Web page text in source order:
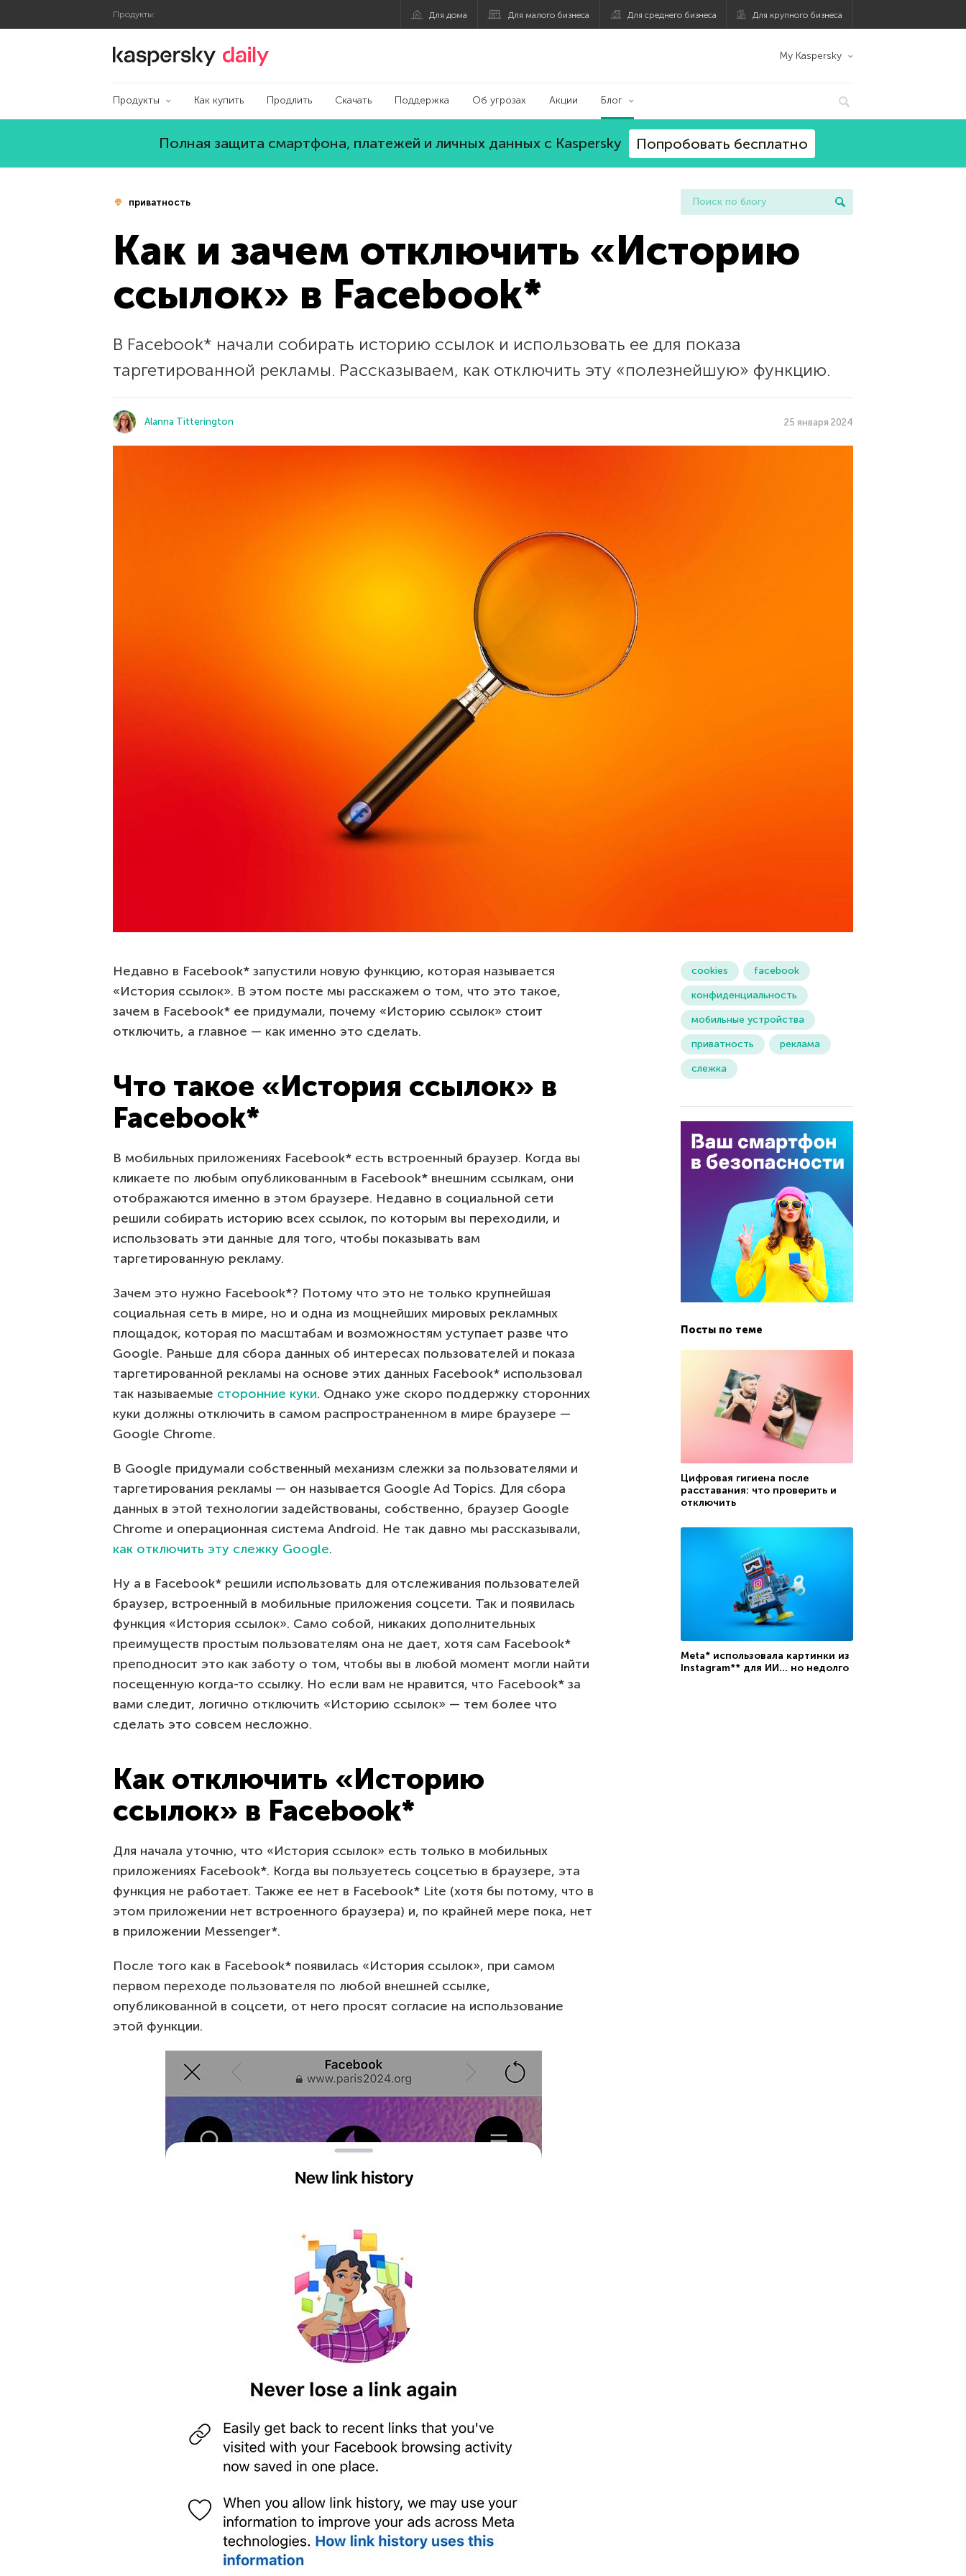
Продукты: Для дома Для малого бизнеса Для среднего бизнеса Для крупного бизнеса
Блог Касперского My Kaspersky
Продукты Как купить Продлить Скачать Поддержка Об угрозах Акции Блог
Полная защита смартфона, платежей и личных данных с Kaspersky Попробовать бесплатно
приватность
Как и зачем отключить «Историю
ссылок» в Facebook*
В Facebook* начали собирать историю ссылок и использовать ее для показа
таргетированной рекламы. Рассказываем, как отключить эту «полезнейшую» функцию.
Alanna Titterington 25 января 2024
Недавно в Facebook* запустили новую функцию, которая называется
«История ссылок». В этом посте мы расскажем о том, что это такое,
зачем в Facebook* ее придумали, почему «Историю ссылок» стоит
отключить, а главное — как именно это сделать.
Что такое «История ссылок» в
Facebook*
В мобильных приложениях Facebook* есть встроенный браузер. Когда вы
кликаете по любым опубликованным в Facebook* внешним ссылкам, они
отображаются именно в этом браузере. Недавно в социальной сети
решили собирать историю всех ссылок, по которым вы переходили, и
использовать эти данные для того, чтобы показывать вам
таргетированную рекламу.
Зачем это нужно Facebook*? Потому что это не только крупнейшая
социальная сеть в мире, но и одна из мощнейших мировых рекламных
площадок, которая по масштабам и возможностям уступает разве что
Google. Раньше для сбора данных об интересах пользователей и показа
таргетированной рекламы на основе этих данных Facebook* использовал
так называемые сторонние куки. Однако уже скоро поддержку сторонних
куки должны отключить в самом распространенном в мире браузере —
Google Chrome.
В Google придумали собственный механизм слежки за пользователями и
таргетирования рекламы — он называется Google Ad Topics. Для сбора
данных в этой технологии задействованы, собственно, браузер Google
Chrome и операционная система Android. Не так давно мы рассказывали,
как отключить эту слежку Google.
Ну а в Facebook* решили использовать для отслеживания пользователей
браузер, встроенный в мобильные приложения соцсети. Так и появилась
функция «История ссылок». Само собой, никаких дополнительных
преимуществ простым пользователям она не дает, хотя сам Facebook*
преподносит это как заботу о том, чтобы вы в любой момент могли найти
посещенную когда-то ссылку. Но если вам не нравится, что Facebook* за
вами следит, логично отключить «Историю ссылок» — тем более что
сделать это совсем несложно.
Как отключить «Историю
ссылок» в Facebook*
Для начала уточню, что «История ссылок» есть только в мобильных
приложениях Facebook*. Когда вы пользуетесь соцсетью в браузере, эта
функция не работает. Также ее нет в Facebook* Lite (хотя бы потому, что в
этом приложении нет встроенного браузера) и, по крайней мере пока, нет
в приложении Messenger*.
После того как в Facebook* появилась «История ссылок», при самом
первом переходе пользователя по любой внешней ссылке,
опубликованной в соцсети, от него просят согласие на использование
этой функции.
cookies
facebook
конфиденциальность
мобильные устройства
приватность
реклама
слежка
Посты по теме
Цифровая гигиена после
расставания: что проверить и
отключить
Meta* использовала картинки из
Instagram** для ИИ… но недолго